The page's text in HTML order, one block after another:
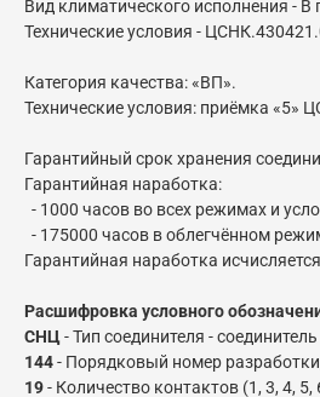
Вид климатического исполнения -
Технические условия -
Категория качества: «ВП».
Технические условия: приёмка «5»
Гарантийный срок хранения
Гарантийная наработка:
- 1000 часов во всех режимах и
- 175000 часов в облегчённом
Гарантийная наработка
Расшифровка условного
СНЦ- Тип соединителя -
144- Порядковый номер
19- Количество контактов (1, 3, 4, 5,